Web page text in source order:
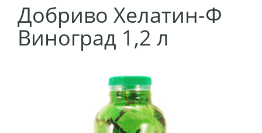
Добриво Хелатин-Ф
Виноград 1,2 л